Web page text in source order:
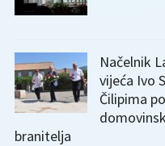
Načelnik
vijeća Ivo
Čilipima
branitelja